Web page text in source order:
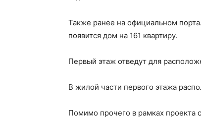
Также ранее на официальном
появится дом на 161 квартиру.
Первый этаж отведут для
В жилой части первого этажа
Помимо прочего в рамках проекта